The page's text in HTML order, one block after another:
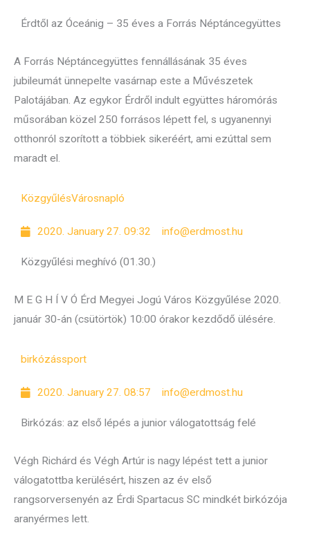
Érdtől az Óceánig – 35 éves a Forrás Néptáncegyüttes
A Forrás Néptáncegyüttes fennállásának 35 éves
jubileumát ünnepelte vasárnap este a Művészetek
Palotájában. Az egykor Érdről indult együttes háromórás
műsorában közel 250 forrásos lépett fel, s ugyanennyi
otthonról szorított a többiek sikeréért, ami ezúttal sem
maradt el.
KözgyűlésVárosnapló
2020. January 27. 09:32 info@erdmost.hu
Közgyűlési meghívó (01.30.)
M E G H Í V Ó Érd Megyei Jogú Város Közgyűlése 2020.
január 30-án (csütörtök) 10:00 órakor kezdődő ülésére.
birkózássport
2020. January 27. 08:57 info@erdmost.hu
Birkózás: az első lépés a junior válogatottság felé
Végh Richárd és Végh Artúr is nagy lépést tett a junior
válogatottba kerülésért, hiszen az év első
rangsorversenyén az Érdi Spartacus SC mindkét birkózója
aranyérmes lett.